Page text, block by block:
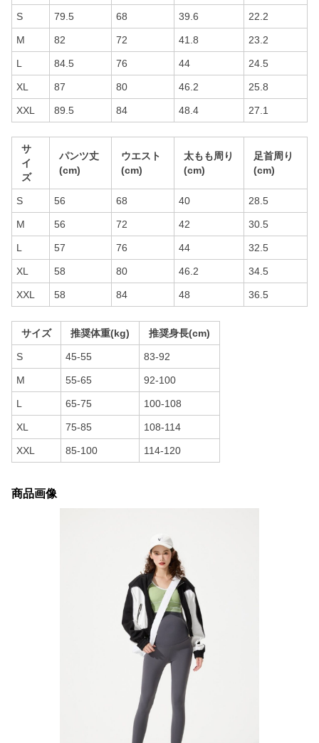
S 79.5 68 39.6 22.2
M 82 72 41.8 23.2
L 84.5 76 44 24.5
XL 87 80 46.2 25.8
XXL 89.5 84 48.4 27.1
サ
イ
ズ
パンツ丈
(cm)
ウエスト
(cm)
太もも周り
(cm)
足首周り
(cm)
S 56 68 40 28.5
M 56 72 42 30.5
L 57 76 44 32.5
XL 58 80 46.2 34.5
XXL 58 84 48 36.5
サイズ 推奨体重(kg) 推奨身長(cm)
S 45-55 83-92
M 55-65 92-100
L 65-75 100-108
XL 75-85 108-114
XXL 85-100 114-120
商品画像